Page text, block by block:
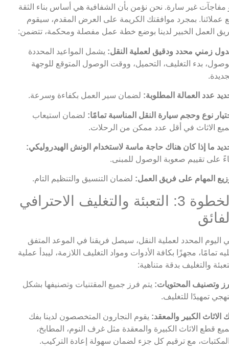
مفاجآت غير سارة. نحن نؤمن بأن الشفافية هي أساس بناء الثقة
عملائنا. بمجرد موافقتك الكريمة على العرض المقدم، سيقوم
العمل الخبير لدينا بوضع خطة عمل مفصلة ومحكمة، تتضمن:
زمني محدد ودقيق لعملية النقل: يشمل المواعيد المحددة
بدء التغليف، التحميل، ووقت الوصول المتوقع للوجهة
عدد العمالة المطلوبة: لضمان سير العمل بكفاءة وسرعة.
نوع وحجم سيارة النقل المناسبة تمامًا: لضمان استيعاب
الاثاث في أقل عدد ممكن من الرحلات.
ما إذا كان هناك حاجة ماسة لاستخدام الونش الهيدروليكي:
على تقييم صعوبة الوصول للمبنى.
المهام على فريق العمل: لضمان التنسيق والتنظيم التام.
الخطوة 3: التعبئة والتغليف الاحترافي
اليوم المحدد لعملية النقل، سيصل فريقنا في الموعد المتفق
تمامًا، مجهزًا بكافة الأدوات ومواد التغليف اللازمة، ليبدأ عملية
والتغليف بدقة متناهية:
وتصنيف المحتويات: يتم فرز جميع المقتنيات وتصنيفها بشكل
تمهيدًا للتغليف.
الاثاث الكبير والمعقد: يقوم النجارون المتخصصون لدينا بفك
قطع الاثاث الكبيرة والمعقدة مثل غرف النوم، المطابخ،
مع ترقيم كل جزء لضمان سهولة إعادة التركيب.